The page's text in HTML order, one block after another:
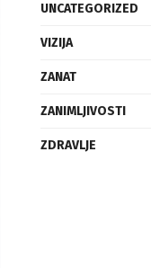
UNCATEGORIZED
VIZIJA
ZANAT
ZANIMLJIVOSTI
ZDRAVLJE